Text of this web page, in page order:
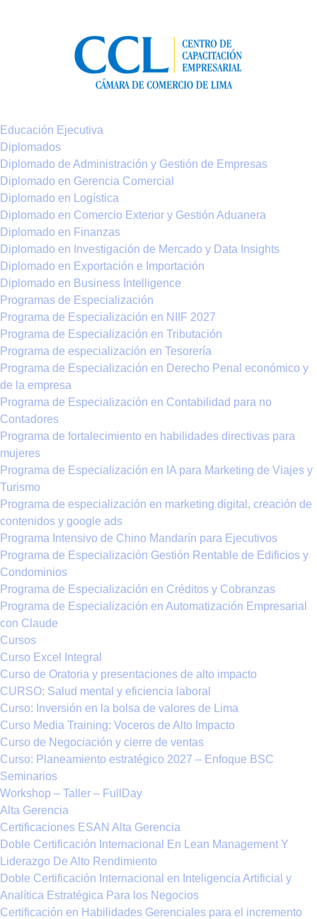
Educación Ejecutiva
Diplomados
Diplomado de Administración y Gestión de Empresas
Diplomado en Gerencia Comercial
Diplomado en Logística
Diplomado en Comercio Exterior y Gestión Aduanera
Diplomado en Finanzas
Diplomado en Investigación de Mercado y Data Insights
Diplomado en Exportación e Importación
Diplomado en Business Intelligence
Programas de Especialización
Programa de Especialización en NIIF 2027
Programa de Especialización en Tributación
Programa de especialización en Tesorería
Programa de Especialización en Derecho Penal económico y
de la empresa
Programa de Especialización en Contabilidad para no
Contadores
Programa de fortalecimiento en habilidades directivas para
mujeres
Programa de Especialización en IA para Marketing de Viajes y
Turismo
Programa de especialización en marketing digital, creación de
contenidos y google ads
Programa Intensivo de Chino Mandarín para Ejecutivos
Programa de Especialización Gestión Rentable de Edificios y
Condominios
Programa de Especialización en Créditos y Cobranzas
Programa de Especialización en Automatización Empresarial
con Claude
Cursos
Curso Excel Integral
Curso de Oratoria y presentaciones de alto impacto
CURSO: Salud mental y eficiencia laboral
Curso: Inversión en la bolsa de valores de Lima
Curso Media Training: Voceros de Alto Impacto
Curso de Negociación y cierre de ventas
Curso: Planeamiento estratégico 2027 – Enfoque BSC
Seminarios
Workshop – Taller – FullDay
Alta Gerencia
Certificaciones ESAN Alta Gerencia
Doble Certificación Internacional En Lean Management Y
Liderazgo De Alto Rendimiento
Doble Certificación Internacional en Inteligencia Artificial y
Analítica Estratégica Para los Negocios
Certificación en Habilidades Gerenciales para el incremento